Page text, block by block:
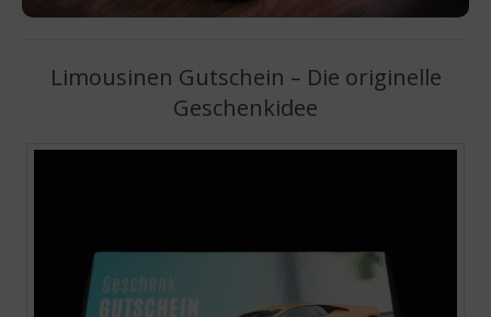
Limousinen Gutschein – Die originelle
Geschenkidee